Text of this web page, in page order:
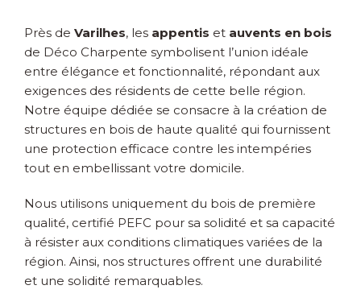
Près de Varilhes, les appentis et auvents en bois
de Déco Charpente symbolisent l’union idéale
entre élégance et fonctionnalité, répondant aux
exigences des résidents de cette belle région.
Notre équipe dédiée se consacre à la création de
structures en bois de haute qualité qui fournissent
une protection efficace contre les intempéries
tout en embellissant votre domicile.
Nous utilisons uniquement du bois de première
qualité, certifié PEFC pour sa solidité et sa capacité
à résister aux conditions climatiques variées de la
région. Ainsi, nos structures offrent une durabilité
et une solidité remarquables.